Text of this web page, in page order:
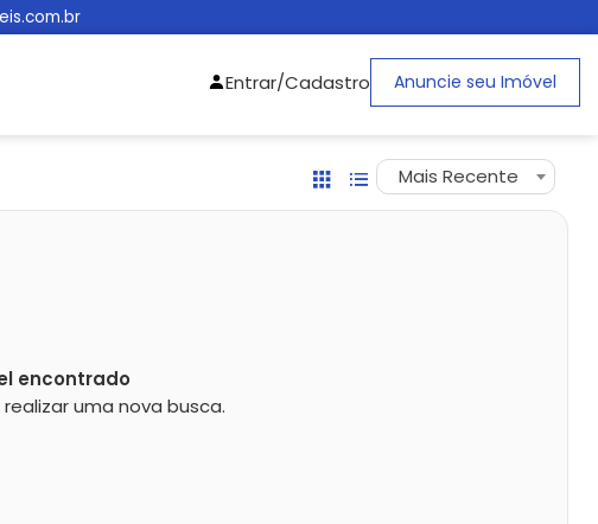
Entrar/Cadastro Anuncie seu Imóvel
Mais Recente
encontrado
uma nova busca.